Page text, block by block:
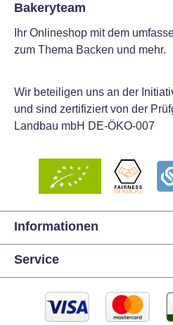
Bakeryteam
Ihr Onlineshop mit dem
zum Thema Backen und mehr.
Wir beteiligen uns an der
und sind zertifiziert von der
Landbau mbH DE-ÖKO-007
Informationen
Service